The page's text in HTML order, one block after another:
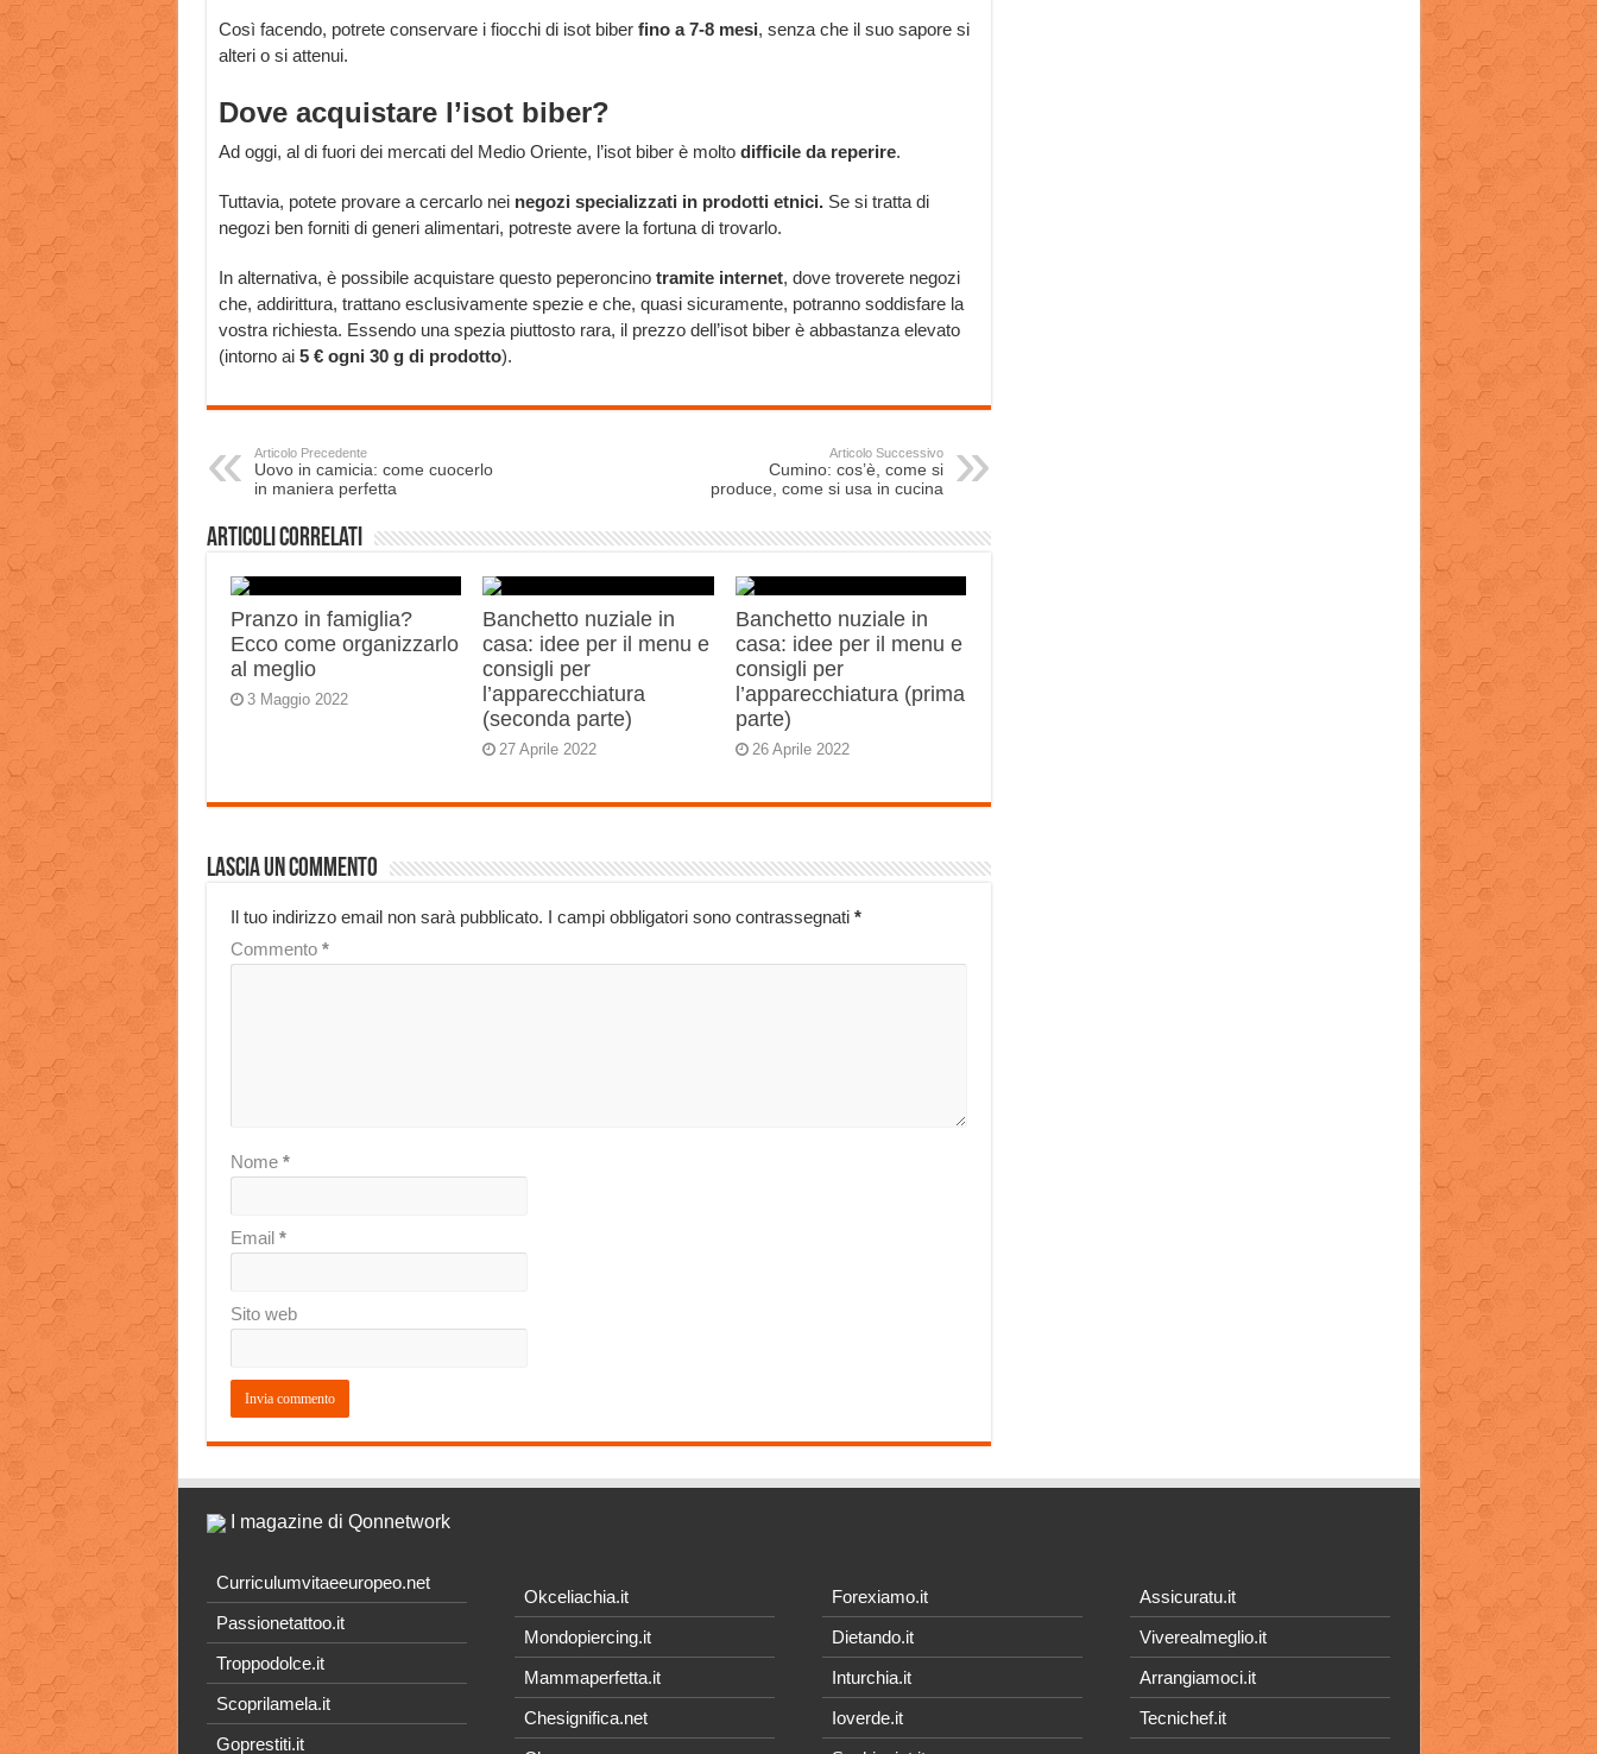
Così facendo, potrete conservare i fiocchi di isot biber fino a 7-8 mesi, senza che il suo sapore si
alteri o si attenui.
Dove acquistare l’isot biber?
Ad oggi, al di fuori dei mercati del Medio Oriente, l’isot biber è moltodifficile da reperire.
Tuttavia, potete provare a cercarlo nei negozi specializzati in prodotti etnici.Se si tratta di
negozi ben forniti di generi alimentari, potreste avere la fortuna di trovarlo.
In alternativa, è possibile acquistare questo peperoncinotramite internet, dove troverete negozi
che, addirittura, trattano esclusivamente spezie e che, quasi sicuramente, potranno soddisfare la
vostra richiesta. Essendo una spezia piuttosto rara, il prezzo dell’isot biber è abbastanza elevato
(intorno ai 5 € ogni 30 g di prodotto).
Articolo Precedente
Uovo in camicia: come cuocerlo
in maniera perfetta
Articolo Successivo
Cumino: cos’è, come si
produce, come si usa in cucina
Articoli correlati
Pranzo in famiglia?
Ecco come organizzarlo
al meglio
3 Maggio 2022
Banchetto nuziale in
casa: idee per il menu e
consigli per
l’apparecchiatura
(seconda parte)
27 Aprile 2022
Banchetto nuziale in
casa: idee per il menu e
consigli per
l’apparecchiatura (prima
parte)
26 Aprile 2022
Lascia un commento
Il tuo indirizzo email non sarà pubblicato. I campi obbligatori sono contrassegnati *
Commento *
Nome *
Email *
Sito web
I magazine di Qonnetwork
Curriculumvitaeeuropeo.net
Passionetattoo.it
Troppodolce.it
Scoprilamela.it
Goprestiti.it
Okceliachia.it
Mondopiercing.it
Mammaperfetta.it
Chesignifica.net
Forexiamo.it
Dietando.it
Inturchia.it
Ioverde.it
Assicuratu.it
Viverealmeglio.it
Arrangiamoci.it
Tecnichef.it